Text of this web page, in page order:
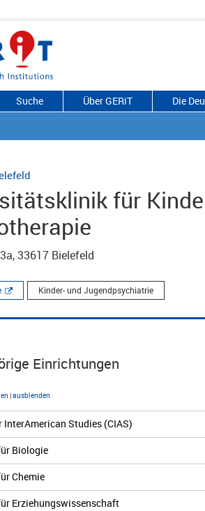
Suche Über GERiT Die
für
33617 Bielefeld
Kinder- und Jugendpsychiatrie
Einrichtungen
|ausblenden
InterAmerican Studies (CIAS)
Biologie
Chemie
Erziehungswissenschaft